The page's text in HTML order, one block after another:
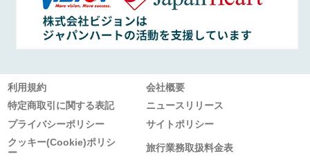
利用規約
会社概要
特定商取引に関する表記
ニュースリリース
プライバシーポリシー
サイトポリシー
クッキー(Cookie)ポリシ
ー
旅行業務取扱料金表